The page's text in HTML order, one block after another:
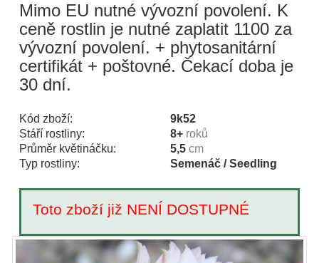
Mimo EU nutné vývozní povolení. K
ceně rostlin je nutné zaplatit 1100 za
vývozní povolení. + phytosanitární
certifikát + poštovné. Čekací doba je
30 dní.
Kód zboží:
9k52
Stáří rostliny:
8+ roků
Průměr květináčku:
5,5 cm
Typ rostliny:
Semenáč / Seedling
Toto zboží již NENÍ DOSTUPNÉ